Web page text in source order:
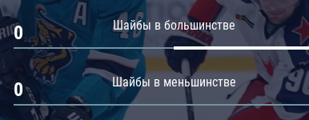
Амур
Барыс
Салават Юлаев
Шайбы в большинстве
0
Шайбы в меньшинстве
0